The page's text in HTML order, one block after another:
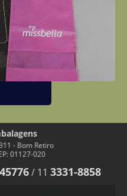
- Bom Retiro
01127-020
/ 11 3331-8858